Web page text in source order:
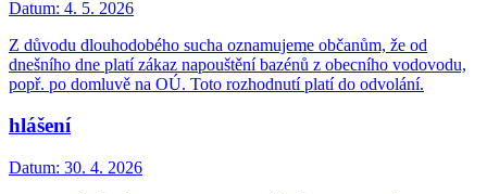
Datum: 4. 5. 2026
Z důvodu dlouhodobého sucha oznamujeme občanům, že od
dnešního dne platí zákaz napouštění bazénů z obecního vodovodu,
popř. po domluvě na OÚ. Toto rozhodnutí platí do odvolání.
hlášení
Datum: 30. 4. 2026